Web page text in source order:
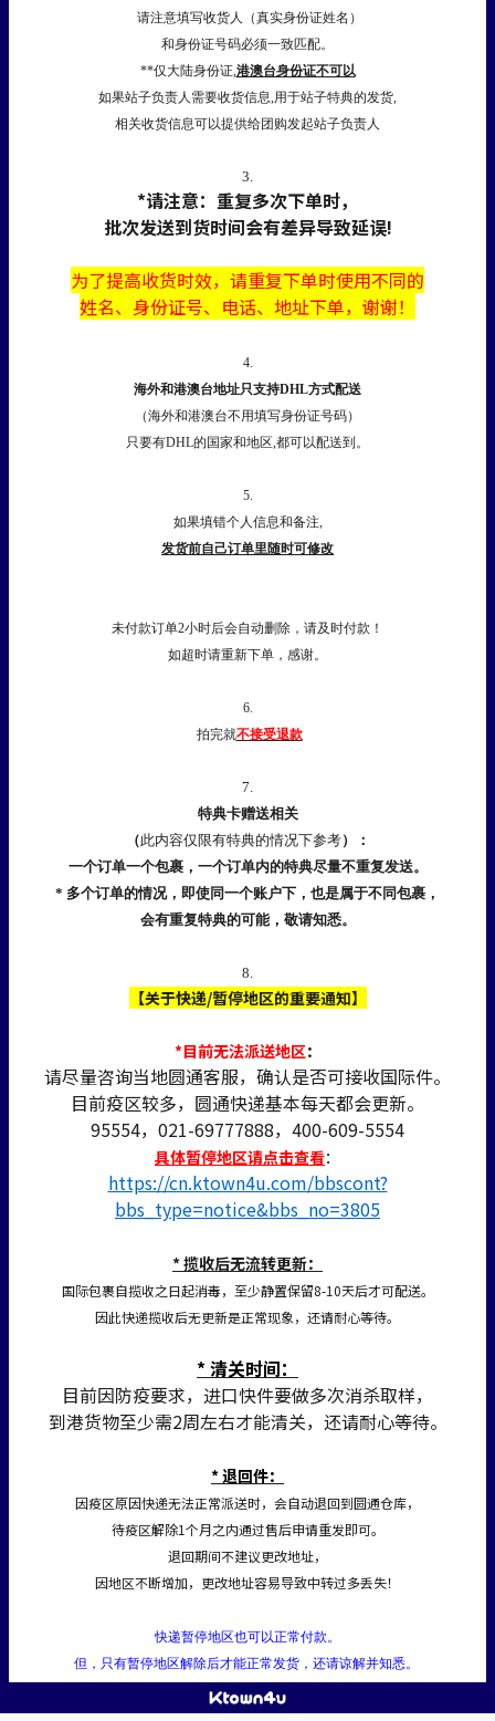
请注意填写收货人（真实身份证姓名）
和身份证号码必须一致匹配。
**仅大陆身份证,港澳台身份证不可以
如果站子负责人需要收货信息,用于站子特典的发货,
相关收货信息可以提供给团购发起站子负责人
3.
*请注意：重复多次下单时，
批次发送到货时间会有差异导致延误!
为了提高收货时效， 请重复下单时使用不同的
姓名、身份证号、电话、地址下单，谢谢！
4.
海外和港澳台地址只支持DHL方式配送
（海外和港澳台不用填写身份证号码）
只要有DHL的国家和地区,都可以配送到。
5.
如果填错个人信息和备注,
发货前自己订单里随时可修改
未付款订单2小时后会自动删除，请及时付款！
如超时请重新下单，感谢。
6.
拍完就不接受退款
7.
特典卡赠送相关
（此内容仅限有特典的情况下参考）：
一个订单一个包裹，一个订单内的特典尽量不重复发送。
* 多个订单的情况，即使同一个账户下，也是属于不同包裹，
会有重复特典的可能，敬请知悉。
8.
【关于快递/暂停地区的重要通知】
*目前无法派送地区：
请尽量咨询当地圆通客服，确认是否可接收国际件。
目前疫区较多，圆通快递基本每天都会更新。
95554，021-69777888，400-609-5554
具体暂停地区请点击查看：
https://cn.ktown4u.com/bbscont?
bbs_type=notice&bbs_no=3805
* 揽收后无流转更新：
国际包裹自揽收之日起消毒，至少静置保留8-10天后才可配送。
因此快递揽收后无更新是正常现象，还请耐心等待。
* 清关时间：
目前因防疫要求，进口快件要做多次消杀取样，
到港货物至少需2周左右才能清关，还请耐心等待。
* 退回件：
因疫区原因快递无法正常派送时，会自动退回到圆通仓库，
待疫区解除1个月之内通过售后申请重发即可。
退回期间不建议更改地址，
因地区不断增加，更改地址容易导致中转过多丢失！
快递暂停地区也可以正常付款。
但，只有暂停地区解除后才能正常发货，还请谅解并知悉。